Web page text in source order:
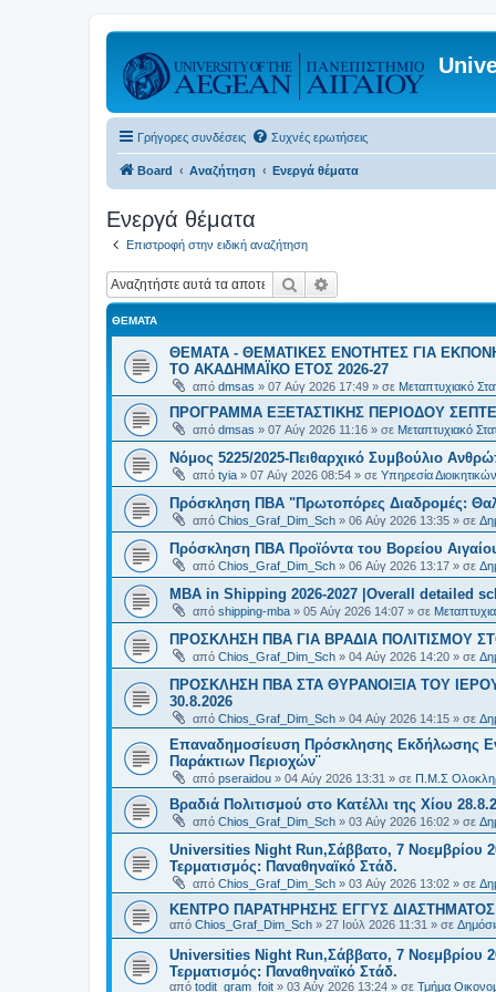
Γρήγορες συνδέσεις Συχνές ερωτήσεις
Board Αναζήτηση Ενεργά θέματα
Ενεργά θέματα
Επιστροφή στην ειδική αναζήτηση
Αναζήτηση
ΘΈΜΑΤΑ
ΘΕΜΑΤΑ - ΘΕΜΑΤΙΚΕΣ ΕΝΟΤΗΤΕΣ ΓΙΑ
ΤΟ ΑΚΑΔΗΜΑΪΚΟ ΕΤΟΣ 2026-27
από dmsas » 07 Αύγ 2026 17:49 » σε Μεταπτυχιακό
ΠΡΟΓΡΑΜΜΑ ΕΞΕΤΑΣΤΙΚΗΣ ΠΕΡΙΟΔΟΥ
από dmsas » 07 Αύγ 2026 11:16 » σε Μεταπτυχιακό
Νόμος 5225/2025-Πειθαρχικό Συμβούλιο
από tyia » 07 Αύγ 2026 08:54 » σε Υπηρεσία
Πρόσκληση ΠΒΑ "Πρωτοπόρες Διαδρομές:
από Chios_Graf_Dim_Sch » 06 Αύγ 2026 13:35 » σε
Πρόσκληση ΠΒΑ Προϊόντα του Βορείου
από Chios_Graf_Dim_Sch » 06 Αύγ 2026 13:17 » σε
MBA in Shipping 2026-2027 |Overall detailed
από shipping-mba » 05 Αύγ 2026 14:07 » σε
ΠΡΟΣΚΛΗΣΗ ΠΒΑ ΓΙΑ ΒΡΑΔΙΑ ΠΟΛΙΤΙΣΜΟΥ
από Chios_Graf_Dim_Sch » 04 Αύγ 2026 14:20 » σε
ΠΡΟΣΚΛΗΣΗ ΠΒΑ ΣΤΑ ΘΥΡΑΝΟΙΞΙΑ ΤΟΥ
30.8.2026
από Chios_Graf_Dim_Sch » 04 Αύγ 2026 14:15 » σε
Επαναδημοσίευση Πρόσκλησης Εκδήλωσης
Παράκτιων Περιοχών¨
από pseraidou » 04 Αύγ 2026 13:31 » σε Π.Μ.Σ
Βραδιά Πολιτισμού στο Κατέλλι της Χίου
από Chios_Graf_Dim_Sch » 03 Αύγ 2026 16:02 » σε
Universities Night Run,Σάββατο, 7 Νοεμβρίου
Τερματισμός: Παναθηναϊκό Στάδ.
από Chios_Graf_Dim_Sch » 03 Αύγ 2026 13:02 » σε
ΚΕΝΤΡΟ ΠΑΡΑΤΗΡΗΣΗΣ ΕΓΓΥΣ ΔΙΑΣΤΗΜΑΤΟΣ
από Chios_Graf_Dim_Sch » 27 Ιούλ 2026 11:31 » σε
Universities Night Run,Σάββατο, 7 Νοεμβρίου
Τερματισμός: Παναθηναϊκό Στάδ.
από todit_gram_foit » 03 Αύγ 2026 13:24 » σε Τμήμα